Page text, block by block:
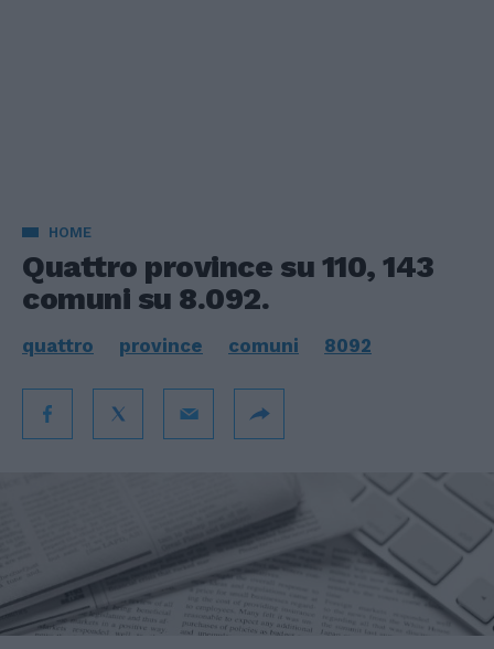
HOME
Quattro province su 110, 143
comuni su 8.092.
quattro province comuni 8092